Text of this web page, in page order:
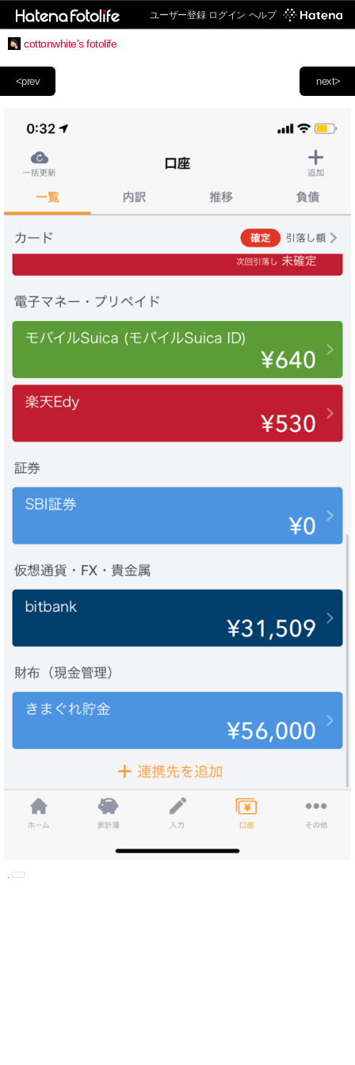
ユーザー登録 ログイン ヘルプ
cottonwhite's fotolife
next>
<prev